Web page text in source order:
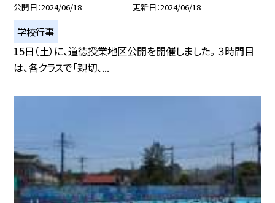
公開日 2024/06/18 更新日 2024/06/18
学校行事
15日（土）に、道徳授業地区公開を開催しました。 ３時間目
は、各クラスで「親切、...